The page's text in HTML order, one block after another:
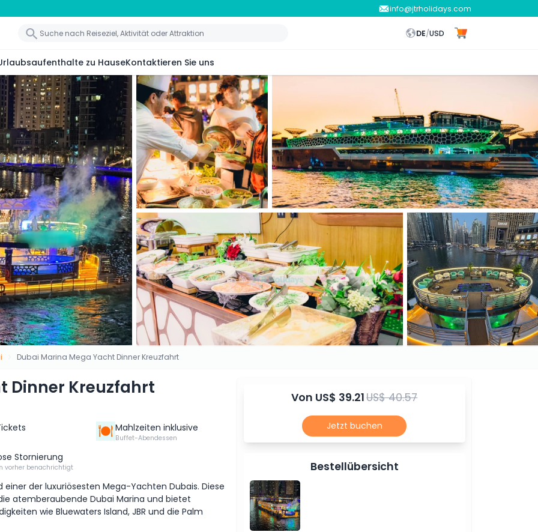
info@jtrholidays.com
DE/USD
zu HauseKontaktieren Sie uns
Dubai Marina Mega Yacht Dinner Kreuzfahrt
Dinner Kreuzfahrt
Mahlzeiten inklusive
Buffet-Abendessen
Stornierung
vorher benachrichtigt
einer der luxuriösesten Mega-Yachten Dubais. Diese
atemberaubende Dubai Marina und bietet
wie Bluewaters Island, JBR und die Palm
Von US$ 39.21US$ 40.57
Jetzt buchen
Bestellübersicht